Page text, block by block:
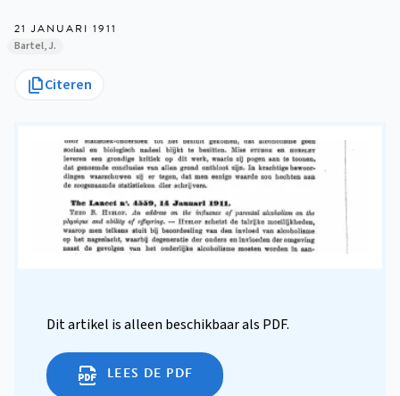
21 JANUARI 1911
Bartel, J.
Citeren
Dit artikel is alleen beschikbaar als PDF.
LEES DE PDF